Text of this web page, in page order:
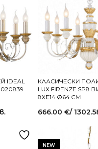
IDEAL
020839
КЛАСИЧЕСКИ
LUX FIRENZE SP8
8XE14 Ø64 СМ
666.00 €/
NEW